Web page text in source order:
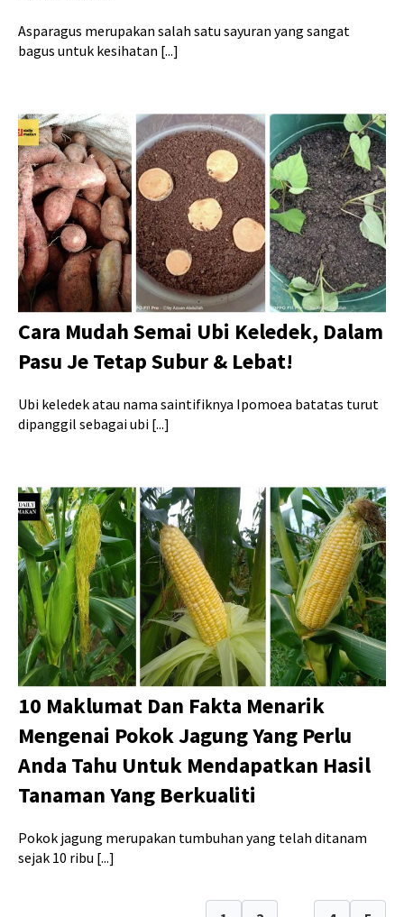
Asparagus merupakan salah satu sayuran yang sangat
bagus untuk kesihatan [...]
Cara Mudah Semai Ubi Keledek, Dalam
Pasu Je Tetap Subur & Lebat!
Ubi keledek atau nama saintifiknya Ipomoea batatas turut
dipanggil sebagai ubi [...]
10 Maklumat Dan Fakta Menarik
Mengenai Pokok Jagung Yang Perlu
Anda Tahu Untuk Mendapatkan Hasil
Tanaman Yang Berkualiti
Pokok jagung merupakan tumbuhan yang telah ditanam
sejak 10 ribu [...]